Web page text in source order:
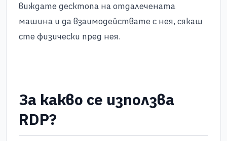
виждате десктопа на отдалечената
машина и да взаимодействате с нея, сякаш
сте физически пред нея.
За какво се използва
RDP?